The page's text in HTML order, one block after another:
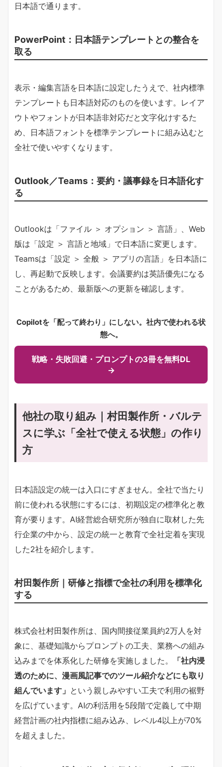
日本語で通ります。
PowerPoint：日本語テンプレートとの整合を
取る
表示・編集言語を日本語に設定したうえで、社内標準
テンプレートも日本語対応のものを使います。レイア
ウトやフォントが日本語非対応だと文字化けするた
め、日本語フォントを標準テンプレートに組み込むと
全社で使いやすくなります。
Outlook／Teams：要約・議事録を日本語化す
る
Outlookは「ファイル ＞ オプション ＞ 言語」、Web
版は「設定 ＞ 言語と地域」で日本語に変更します。
Teamsは「設定 ＞ 全般 ＞ アプリの言語」を日本語に
し、再起動で反映します。会議要約は英語優先になる
ことがあるため、最新版への更新を確認します。
Copilotを「配って終わり」にしない。社内で使われる状
態へ。
戦略・失敗回避・プロンプトの3冊を無料DL
→
他社の取り組み｜村田製作所・バルテ
スに学ぶ「全社で使える状態」の作り
方
日本語設定の統一は入口にすぎません。全社で当たり
前に使われる状態にするには、初期設定の標準化と教
育が要ります。AI経営総合研究所が独自に取材した先
行企業の中から、設定の統一と教育で全社定着を実現
した2社を紹介します。
村田製作所｜研修と指標で全社の利用を標準化
する
株式会社村田製作所は、国内間接従業員約2万人を対
象に、基礎知識からプロンプトの工夫、業務への組み
込みまでを体系化した研修を実施しました。​
​「社内浸
透のために、漫画風記事でのツール紹介などにも取り
組んでいます」​ ​という親しみやすい工夫で利用の裾野
を広げています。AIの利活用を5段階で定義して中期
経営計画の社内指標に組み込み、レベル4以上が70%
を超えました。